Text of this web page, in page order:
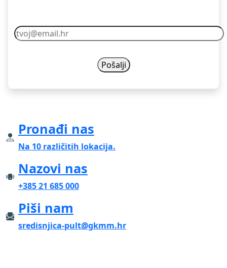
Pronađi nas
Na 10 različitih lokacija.
Nazovi nas
+385 21 685 000
Piši nam
sredisnjica-pult@gkmm.hr